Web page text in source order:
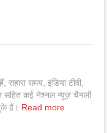
सहारा समय, इंडिया टीवी,
सहित कई नेश्नल न्यूज़ चैनलों
हैं। Read more